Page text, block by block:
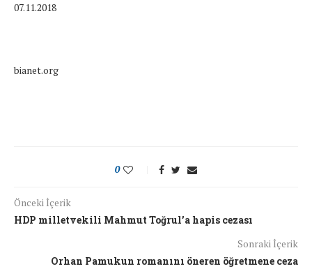
07.11.2018
bianet.org
0
Önceki İçerik
HDP milletvekili Mahmut Toğrul’a hapis cezası
Sonraki İçerik
Orhan Pamukun romanını öneren öğretmene ceza